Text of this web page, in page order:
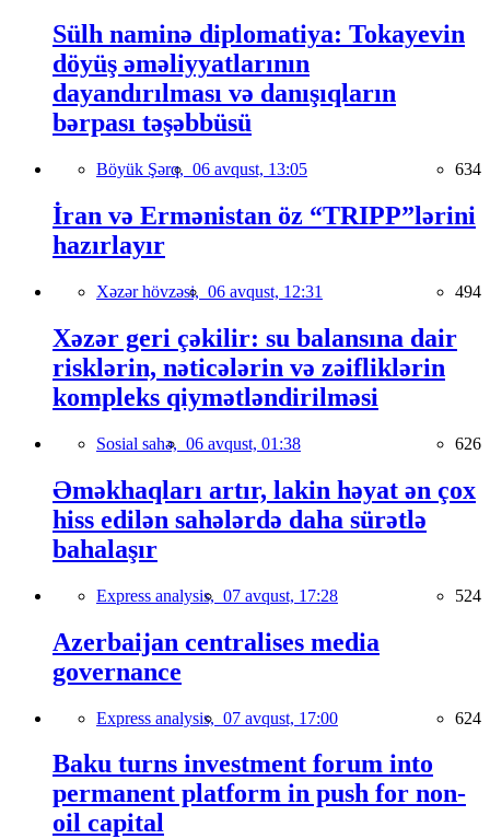
Sülh naminə diplomatiya: Tokayevin
döyüş əməliyyatlarının
dayandırılması və danışıqların
bərpası təşəbbüsü
Böyük Şərq, 06 avqust, 13:05 634
İran və Ermənistan öz “TRIPP”lərini
hazırlayır
Xəzər hövzəsi, 06 avqust, 12:31 494
Xəzər geri çəkilir: su balansına dair
risklərin, nəticələrin və zəifliklərin
kompleks qiymətləndirilməsi
Sosial sahə, 06 avqust, 01:38 626
Əməkhaqları artır, lakin həyat ən çox
hiss edilən sahələrdə daha sürətlə
bahalaşır
Express analysis, 07 avqust, 17:28 524
Azerbaijan centralises media
governance
Express analysis, 07 avqust, 17:00 624
Baku turns investment forum into
permanent platform in push for non-
oil capital